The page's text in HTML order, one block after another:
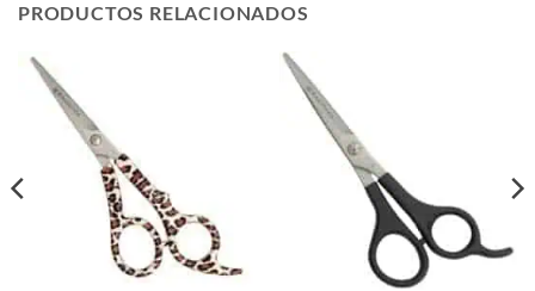
PRODUCTOS RELACIONADOS